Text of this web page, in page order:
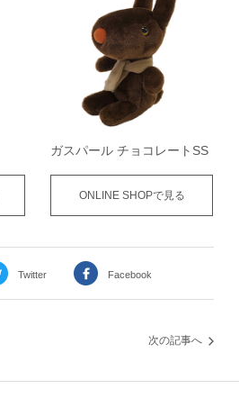
ガスパール チョコレートSS
ONLINE SHOPで見る
Twitter Facebook
次の記事へ